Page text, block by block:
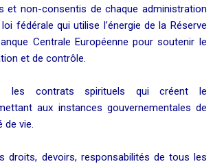
et non-consentis de chaque administration
fédérale qui utilise l’énergie de la Réserve
Centrale Européenne pour soutenir le
et de contrôle.
les contrats spirituels qui créent le
aux instances gouvernementales de
vie.
droits, devoirs, responsabilités de tous les